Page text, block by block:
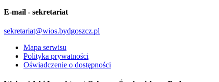
E-mail - sekretariat
sekretariat@wios.bydgoszcz.pl
Mapa serwisu
Polityka prywatności
Oświadczenie o dostępności